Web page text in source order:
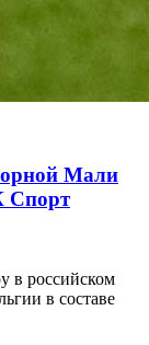
Мали
Спорт
в российском
в составе